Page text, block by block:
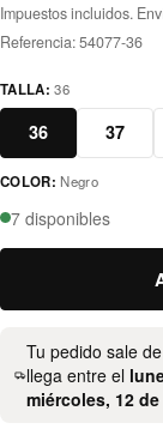
Impuestos incluidos.
Referencia:54077-36
TALLA:36
36 37
negro
COLOR: Negro
7 disponibles
Tu pedido sale
llega entre el
miércoles, 12